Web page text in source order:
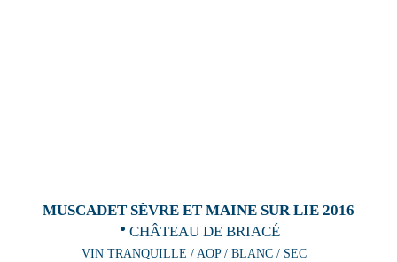
MUSCADET SÈVRE ET MAINE SUR LIE 2016
CHÂTEAU DE BRIACÉ
VIN TRANQUILLE / AOP / BLANC / SEC